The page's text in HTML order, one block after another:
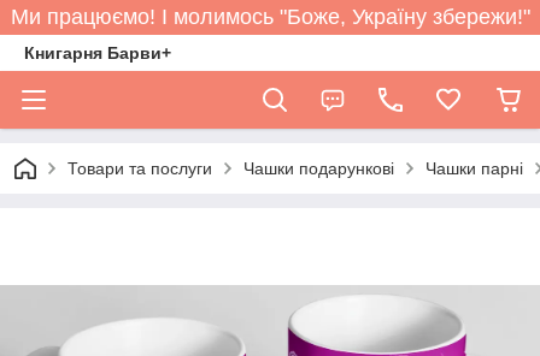
Ми працюємо! І молимось "Боже, Україну збережи!"
Книгарня Барви+
Товари та послуги Чашки подарункові Чашки парні